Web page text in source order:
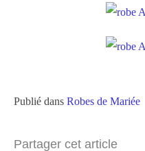
Publié dans Robes de Mariée
Partager cet article